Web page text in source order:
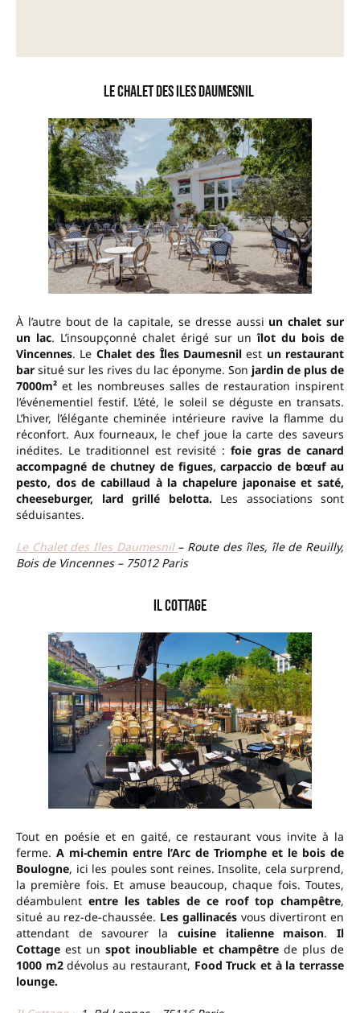
Le Chalet des Iles Daumesnil
À l’autre bout de la capitale, se dresse aussi un chalet sur
un lac. L’insoupçonné chalet érigé sur unîlot du bois de
Vincennes. Le Chalet des Îles Daumesnilest un restaurant
bar situé sur les rives du lac éponyme. Son jardin de plus de
7000m² et les nombreuses salles de restauration inspirent
l’événementiel festif. L’été, le soleil se déguste en transats.
L’hiver, l’élégante cheminée intérieure ravive la flamme du
réconfort. Aux fourneaux, le chef joue la carte des saveurs
inédites. Le traditionnel est revisité : foie gras de canard
accompagné de chutney de figues, carpaccio de bœuf au
pesto, dos de cabillaud à la chapelure japonaise et saté,
cheeseburger, lard grillé belotta. Les associations sont
séduisantes.
Le Chalet des Iles Daumesnil – Route des îles, île de Reuilly,
Bois de Vincennes – 75012 Paris
Il Cottage
Tout en poésie et en gaité, ce restaurant vous invite à la
ferme. A mi-chemin entre l’Arc de Triomphe et le bois de
Boulogne, ici les poules sont reines. Insolite, cela surprend,
la première fois. Et amuse beaucoup, chaque fois. Toutes,
déambulent entre les tables de ce roof top champêtre,
situé au rez-de-chaussée. Les gallinacésvous divertiront en
attendant de savourer la cuisine italienne maison.Il
Cottage est un spot inoubliable et champêtrede plus de
1000 m2dévolus au restaurant, Food Truck et à la terrasse
lounge.